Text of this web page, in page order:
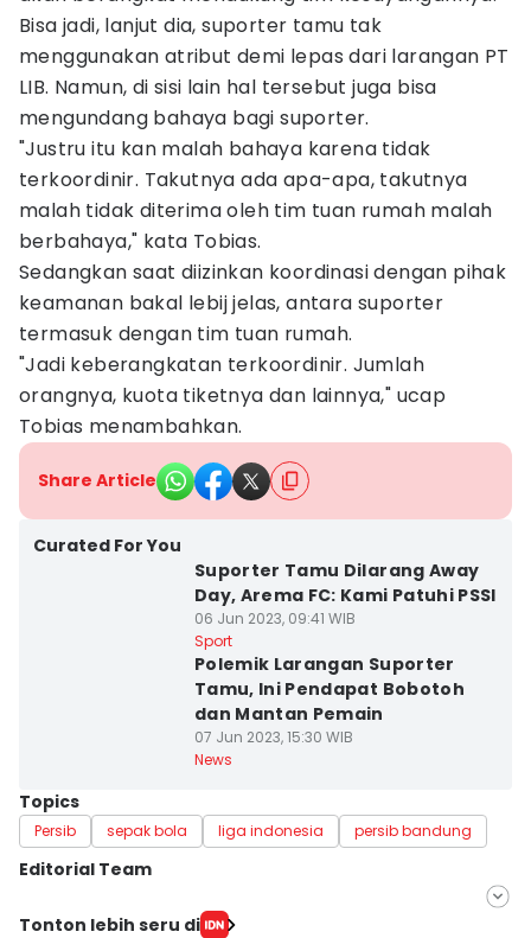
Bisa jadi, lanjut dia, suporter tamu tak
menggunakan atribut demi lepas dari larangan PT
LIB. Namun, di sisi lain hal tersebut juga bisa
mengundang bahaya bagi suporter.
"Justru itu kan malah bahaya karena tidak
terkoordinir. Takutnya ada apa-apa, takutnya
malah tidak diterima oleh tim tuan rumah malah
berbahaya," kata Tobias.
Sedangkan saat diizinkan koordinasi dengan pihak
keamanan bakal lebij jelas, antara suporter
termasuk dengan tim tuan rumah.
"Jadi keberangkatan terkoordinir. Jumlah
orangnya, kuota tiketnya dan lainnya," ucap
Tobias menambahkan.
Share Article
Curated For You
Suporter Tamu Dilarang Away
Day, Arema FC: Kami Patuhi PSSI
06 Jun 2023, 09:41 WIB
Sport
Polemik Larangan Suporter
Tamu, Ini Pendapat Bobotoh
dan Mantan Pemain
07 Jun 2023, 15:30 WIB
News
Topics
Persib sepak bola liga indonesia persib bandung
Editorial Team
Editor
Tonton lebih seru di